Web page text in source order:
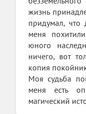
жизнь
придумал, что
меня
юного
ничего, вот
копия
Моя судьба
меня есть
магический